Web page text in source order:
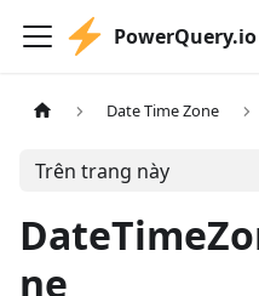
PowerQuery.io
Date Time Zone
Trên trang này
ne